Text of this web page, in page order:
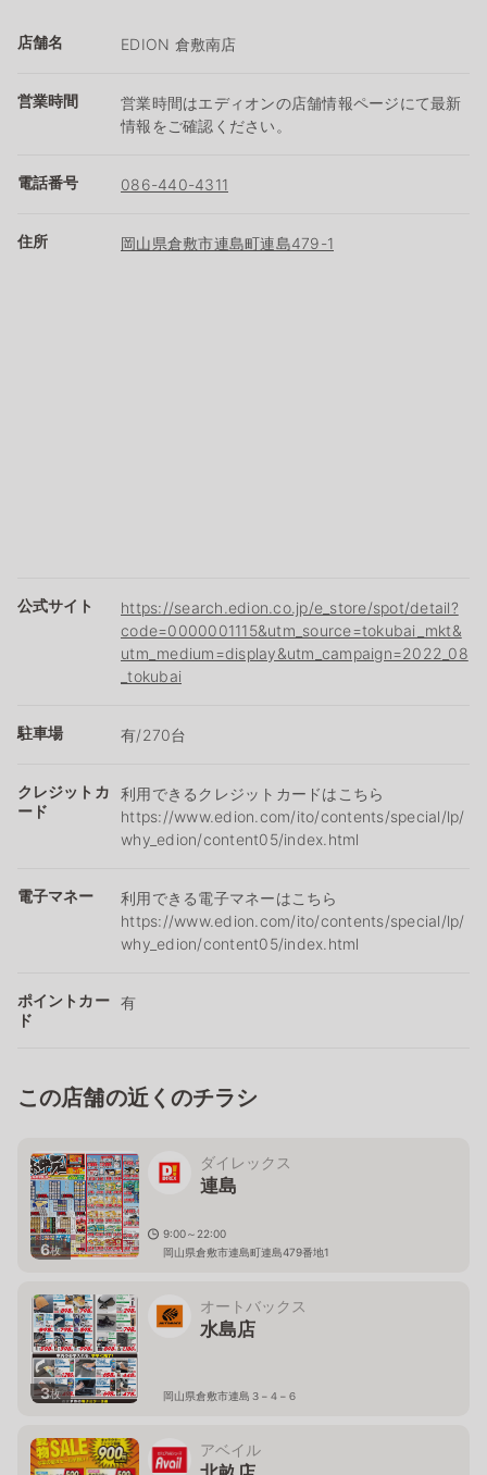
店舗名 EDION 倉敷南店
営業時間
営業時間はエディオンの店舗情報ページにて最新
情報をご確認ください。
電話番号 086-440-4311
住所 岡山県倉敷市連島町連島479-1
公式サイト
https://search.edion.co.jp/e_store/spot/detail?
code=0000001115&utm_source=tokubai_mkt&
utm_medium=display&utm_campaign=2022_08
_tokubai
駐車場 有/270台
クレジットカ
ード
利用できるクレジットカードはこちら
https://www.edion.com/ito/contents/special/lp/
why_edion/content05/index.html
電子マネー
利用できる電子マネーはこちら
https://www.edion.com/ito/contents/special/lp/
why_edion/content05/index.html
ポイントカー
ド
有
この店舗の近くのチラシ
6枚
ダイレックス
連島
9:00～22:00
岡山県倉敷市連島町連島479番地1
3枚
オートバックス
水島店
岡山県倉敷市連島３−４−６
アベイル